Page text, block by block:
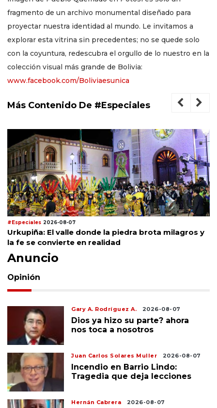
fragmento de un archivo monumental diseñado para
proyectar nuestra identidad al mundo. Le invitamos a
explorar esta vitrina sin precedentes; no se quede solo
con la coyuntura, redescubra el orgullo de lo nuestro en la
colección visual más grande de Bolivia:
www.facebook.com/Boliviaesunica
Más Contenido De #Especiales
#Especiales 2026-08-07
Urkupiña: El valle donde la piedra brota milagros y
la fe se convierte en realidad
Anuncio
Opinión
Gary A. Rodríguez A. 2026-08-07
Dios ya hizo su parte? ahora
nos toca a nosotros
Juan Carlos Solares Muller 2026-08-07
Incendio en Barrio Lindo:
Tragedia que deja lecciones
Hernán Cabrera 2026-08-07